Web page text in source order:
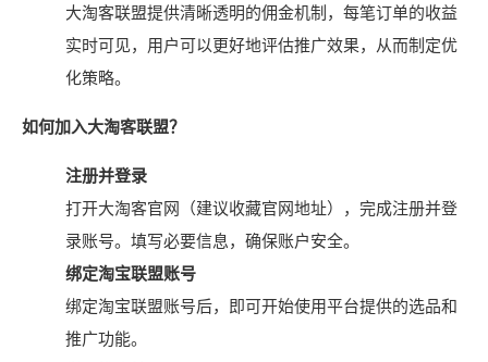
大淘客联盟提供清晰透明的佣金机制，每笔订单的收益
实时可见，用户可以更好地评估推广效果，从而制定优
化策略。
如何加入大淘客联盟？
注册并登录
打开大淘客官网（建议收藏官网地址），完成注册并登
录账号。填写必要信息，确保账户安全。
绑定淘宝联盟账号
绑定淘宝联盟账号后，即可开始使用平台提供的选品和
推广功能。